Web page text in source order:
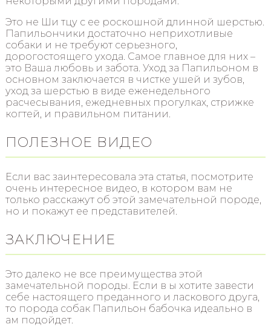
Это не Ши тцу с ее роскошной длинной шерстью.
Папильончики достаточно неприхотливые
собаки и не требуют серьезного,
дорогостоящего ухода. Самое главное для них –
это Ваша любовь и забота. Уход за Папильоном в
основном заключается в чистке ушей и зубов,
уход за шерстью в виде еженедельного
расчесывания, ежедневных прогулках, стрижке
когтей, и правильном питании.
ПОЛЕЗНОЕ ВИДЕО
Если вас заинтересовала эта статья, посмотрите
очень интересное видео, в котором вам не
только расскажут об этой замечательной породе,
но и покажут ее представителей.
ЗАКЛЮЧЕНИЕ
Это далеко не все преимущества этой
замечательной породы. Если в ы хотите завести
себе настоящего преданного и ласкового друга,
то порода собак Папильон бабочка идеально в
ам подойдет.